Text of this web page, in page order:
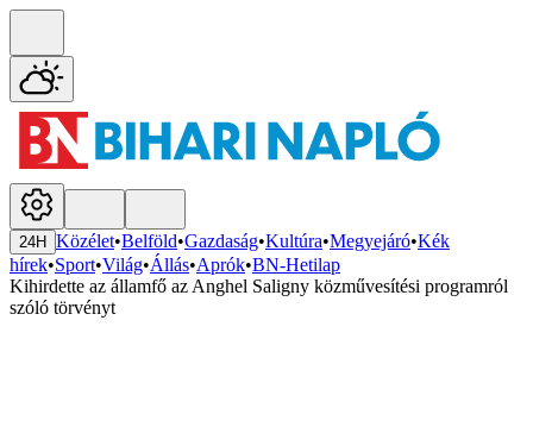
24H Közélet•Belföld•Gazdaság•Kultúra•Megyejáró•Kék
hírek•Sport•Világ•Állás•Aprók•BN-Hetilap
Kihirdette az államfő az Anghel Saligny közművesítési programról
szóló törvényt